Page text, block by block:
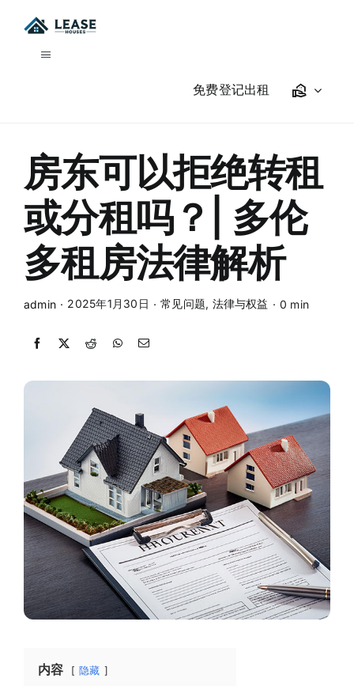
content
Toggle
关于我们
商店
免费登记出租
房东可以拒绝转租
或分租吗？| 多伦
多租房法律解析
admin · 2025年1月30日 · 常见问题, 法律与权益 · 0 min
内容 隐藏